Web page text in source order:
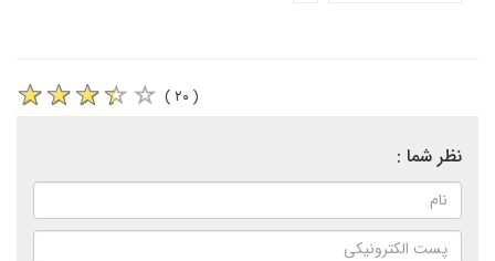
( ۲۰ )
نظر شما :